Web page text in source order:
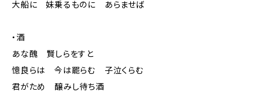
大船に 妹乗るものに あらませば
・酒
あな醜 賢しらをすと
憶良らは 今は罷らむ 子泣くらむ
君がため 醸みし待ち酒